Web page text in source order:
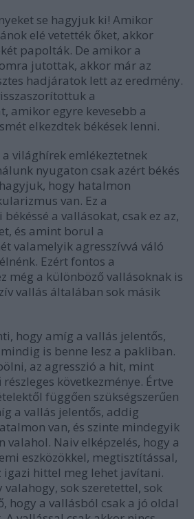
se hagyjuk ki! Amikor
elé vetették őket, akkor
papolták. De amikor a
jutottak, akkor már az
hadjáratok lett az eredmény.
a
amikor egyre kevesebb a
elkezdtek békések lenni.
a világhírek emlékeztetnek
nyugaton csak azért békés
hogy hatalmon
van. Ez a
a vallásokat, csak ez az,
és amint borul a
valamelyik agresszívvá váló
Ezért fontos a
még a különböző vallásoknak is
vallás általában sok másik
hogy amíg a vallás jelentős,
is benne lesz a pakliban.
az agresszió a hit, mint
következménye. Értve
függően szükségszerűen
a vallás jelentős, addig
van, és szinte mindegyik
valahol. Naiv elképzelés, hogy a
eszközökkel, megtisztítással,
igazi hittel meg lehet javítani.
valahogy, sok szeretettel, sok
hogy a vallásból csak a jó oldal